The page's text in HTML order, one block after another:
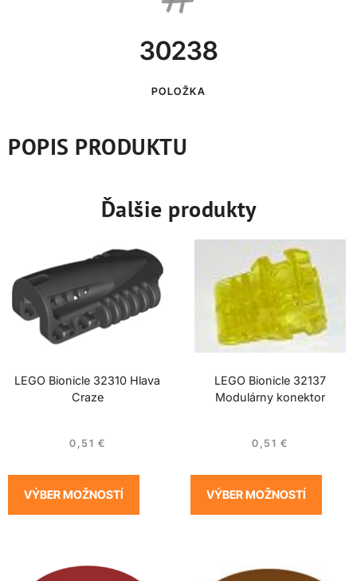
30238
POLOŽKA
POPIS PRODUKTU
Ďalšie produkty
LEGO Bionicle 32310 Hlava
Craze
0,51 €
VÝBER MOŽNOSTÍ
LEGO Bionicle 32137
Modulárny konektor
0,51 €
VÝBER MOŽNOSTÍ